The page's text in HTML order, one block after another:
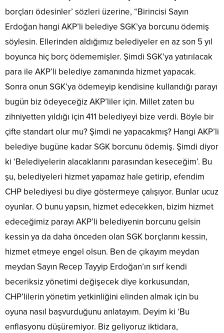
borçları ödesinler’ sözleri üzerine, “Birincisi Sayın
Erdoğan hangi AKP’li belediye SGK’ya borcunu ödemiş
söylesin. Ellerinden aldığımız belediyeler en az son 5 yıl
boyunca hiç borç ödememişler. Şimdi SGK’ya yatırılacak
para ile AKP’li belediye zamanında hizmet yapacak.
Sonra onun SGK’ya ödemeyip kendisine kullandığı parayı
bugün biz ödeyeceğiz AKP’liler için. Millet zaten bu
zihniyetten yıldığı için 411 belediyeyi bize verdi. Böyle bir
çifte standart olur mu? Şimdi ne yapacakmış? Hangi AKP’li
belediye bugüne kadar SGK borcunu ödemiş. Şimdi diyor
ki ‘Belediyelerin alacaklarını parasından keseceğim’. Bu
şu, belediyeleri hizmet yapamaz hale getirip, efendim
CHP belediyesi bu diye göstermeye çalışıyor. Bunlar ucuz
oyunlar. O bunu yapsın, hizmet edecekken, bizim hizmet
edeceğimiz parayı AKP’li belediyenin borcunu gelsin
kessin ya da daha önceden olan SGK borçlarını kessin,
hizmet etmeye engel olsun. Ben de çıkayım meydan
meydan Sayın Recep Tayyip Erdoğan’ın sırf kendi
beceriksiz yönetimi değişecek diye korkusundan,
CHP’lilerin yönetim yetkinliğini elinden almak için bu
oyuna nasıl başvurduğunu anlatayım. Deyim ki ‘Bu
enflasyonu düşüremiyor. Biz geliyoruz iktidara,